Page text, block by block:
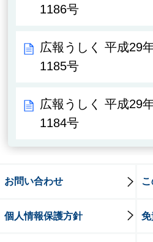
1186号
広報うしく 平成29
1185号
広報うしく 平成29
1184号
お問い合わせ
個人情報保護方針 免